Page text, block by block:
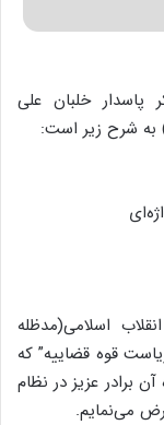
پاسدار خلبان علی
به شرح زیر است:
اسلامی(مدظله
قوه قضاییه” که
برادر عزیز در نظام
می‌نمایم.